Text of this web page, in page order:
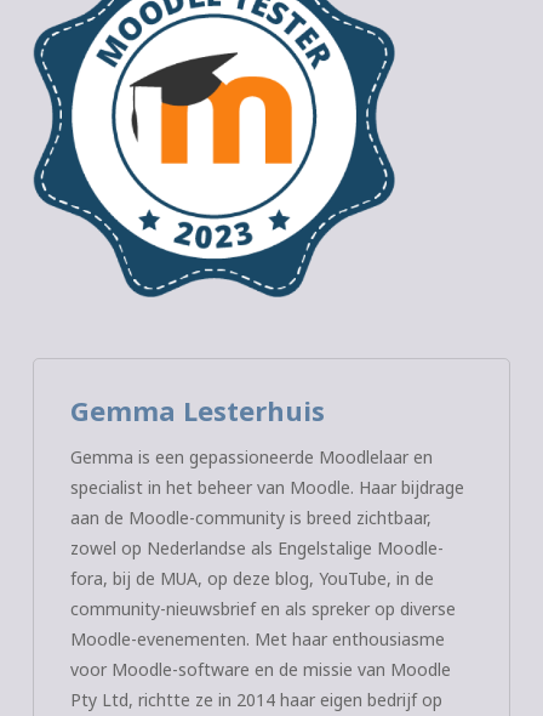
Gemma Lesterhuis
Gemma is een gepassioneerde Moodlelaar en
specialist in het beheer van Moodle. Haar bijdrage
aan de Moodle-community is breed zichtbaar,
zowel op Nederlandse als Engelstalige Moodle-
fora, bij de MUA, op deze blog, YouTube, in de
community-nieuwsbrief en als spreker op diverse
Moodle-evenementen. Met haar enthousiasme
voor Moodle-software en de missie van Moodle
Pty Ltd, richtte ze in 2014 haar eigen bedrijf op